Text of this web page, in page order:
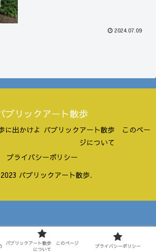
2024.07.09
ブリックアート散歩
に出かけよ パブリックアート散歩 このペー
ジについて
プライバシーポリシー
パブリックアート散歩.
パブリックアート散歩 このページ
について
プライバシーポリシー